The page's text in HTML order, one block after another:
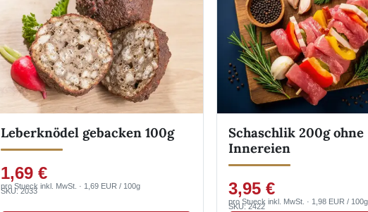
Leberknödel gebacken 100g
1,69 €
pro Stueck inkl. MwSt. · 1,69 EUR / 100g
SKU: 2033
Schaschlik 200g ohne
Innereien
3,95 €
pro Stueck inkl. MwSt. · 1,98 EUR / 100g
SKU: 2422